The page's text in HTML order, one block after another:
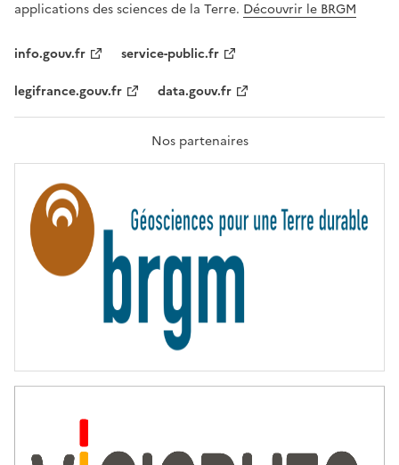
L
F
A
T
R
T
É
applications des sciences de la Terre. Découvrir le BRGM
info.gouv.fr
service-public.fr
legifrance.gouv.fr
data.gouv.fr
Nos partenaires